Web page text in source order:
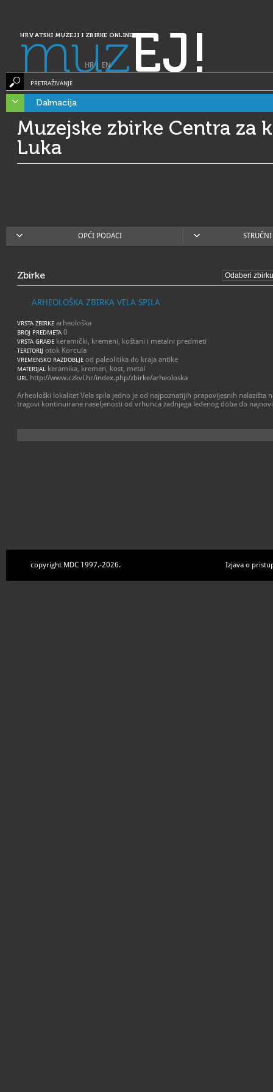
HRVATSKI MUZEJI I ZBIRKE ONLINE
muzEJ!
HR| EN
PRETRAŽIVANJE
Dalmacija
Muzejske zbirke Centra za
Luka
OPĆI PODACI
Zbirke
ARHEOLOŠKA ZBIRKA VELA SPILA
VRSTA ZBIRKE arheološka
BROJ PREDMETA 0
VRSTA GRAĐE keramički, kremeni, koštani i metalni predmeti
TERITORIJ otok Korcula
VREMENSKO RAZDOBLJE od paleolitika do kraja antike
MATERIJAL keramika, kremen, kost, metal
URL http://www.czkvl.hr/index.php/zbirke/arheoloska
Arheološki lokalitet Vela spila jedno je od najpoznatijih prapovijesnih nalazišta
tragovi kontinuirane naseljenosti od vrhunca zadnjega ledenog doba do
copyright MDC 1997.-2026. Izjava o